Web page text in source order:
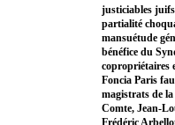
justiciables
partialité
mansuétude
bénéfice du
copropriétaires
Foncia Paris
magistrats de
Comte, Jean-